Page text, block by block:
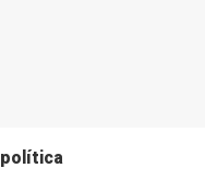
política